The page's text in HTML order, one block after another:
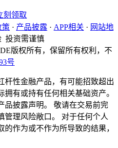
刻领取
策 · 产品披露 · APP相关 · 网站地
投资需谨慎
版权所有，保留所有权利，不
号
杆性金融产品，有可能招致超出
有或持有任何相关基础资产。
品披露声明。 敬请在交易前完
管理风险敞口。 对于任何个人
作为或不作为所导致的结果，